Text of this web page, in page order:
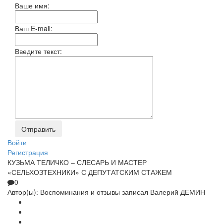
Ваше имя:
Ваш E-mail:
Введите текст:
Войти
Регистрация
КУЗЬМА ТЕЛИЧКО – СЛЕСАРЬ И МАСТЕР
«СЕЛЬХОЗТЕХНИКИ» С ДЕПУТАТСКИМ СТАЖЕМ
0
Автор(ы): Воспоминания и отзывы записал Валерий ДЕМИН